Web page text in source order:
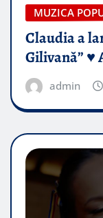
MUZICA
Claudia a
Gilivană” ♥️
admin